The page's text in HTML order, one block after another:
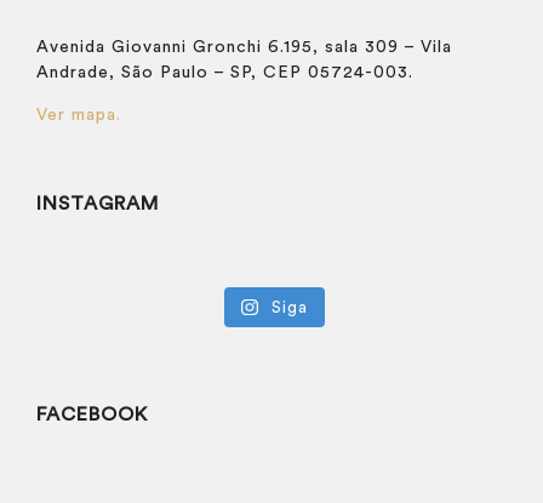
Avenida Giovanni Gronchi 6.195, sala 309 – Vila
Andrade, São Paulo – SP, CEP 05724-003.
Ver mapa.
INSTAGRAM
Siga
FACEBOOK